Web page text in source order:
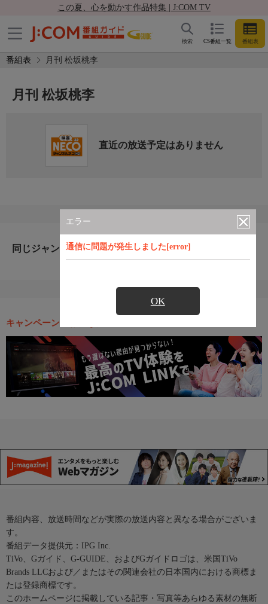
この夏、心を動かす作品特集 | J:COM TV
CS番組一覧 番組表
検索
番組表 月刊 松坂桃李
エラー
通信に問題が発生しました[error]
OK
月刊 松坂桃李
直近の放送予定はありません
同じジャンルのおすすめ番組
キャンペーン・お得な情報
番組内容、放送時間などが実際の放送内容と異なる場合がございま
す。
番組データ提供元：IPG Inc.
TiVo、Gガイド、G-GUIDE、およびGガイドロゴは、米国TiVo
Brands LLCおよび／またはその関連会社の日本国内における商標ま
たは登録商標です。
このホームページに掲載している記事・写真等あらゆる素材の無断